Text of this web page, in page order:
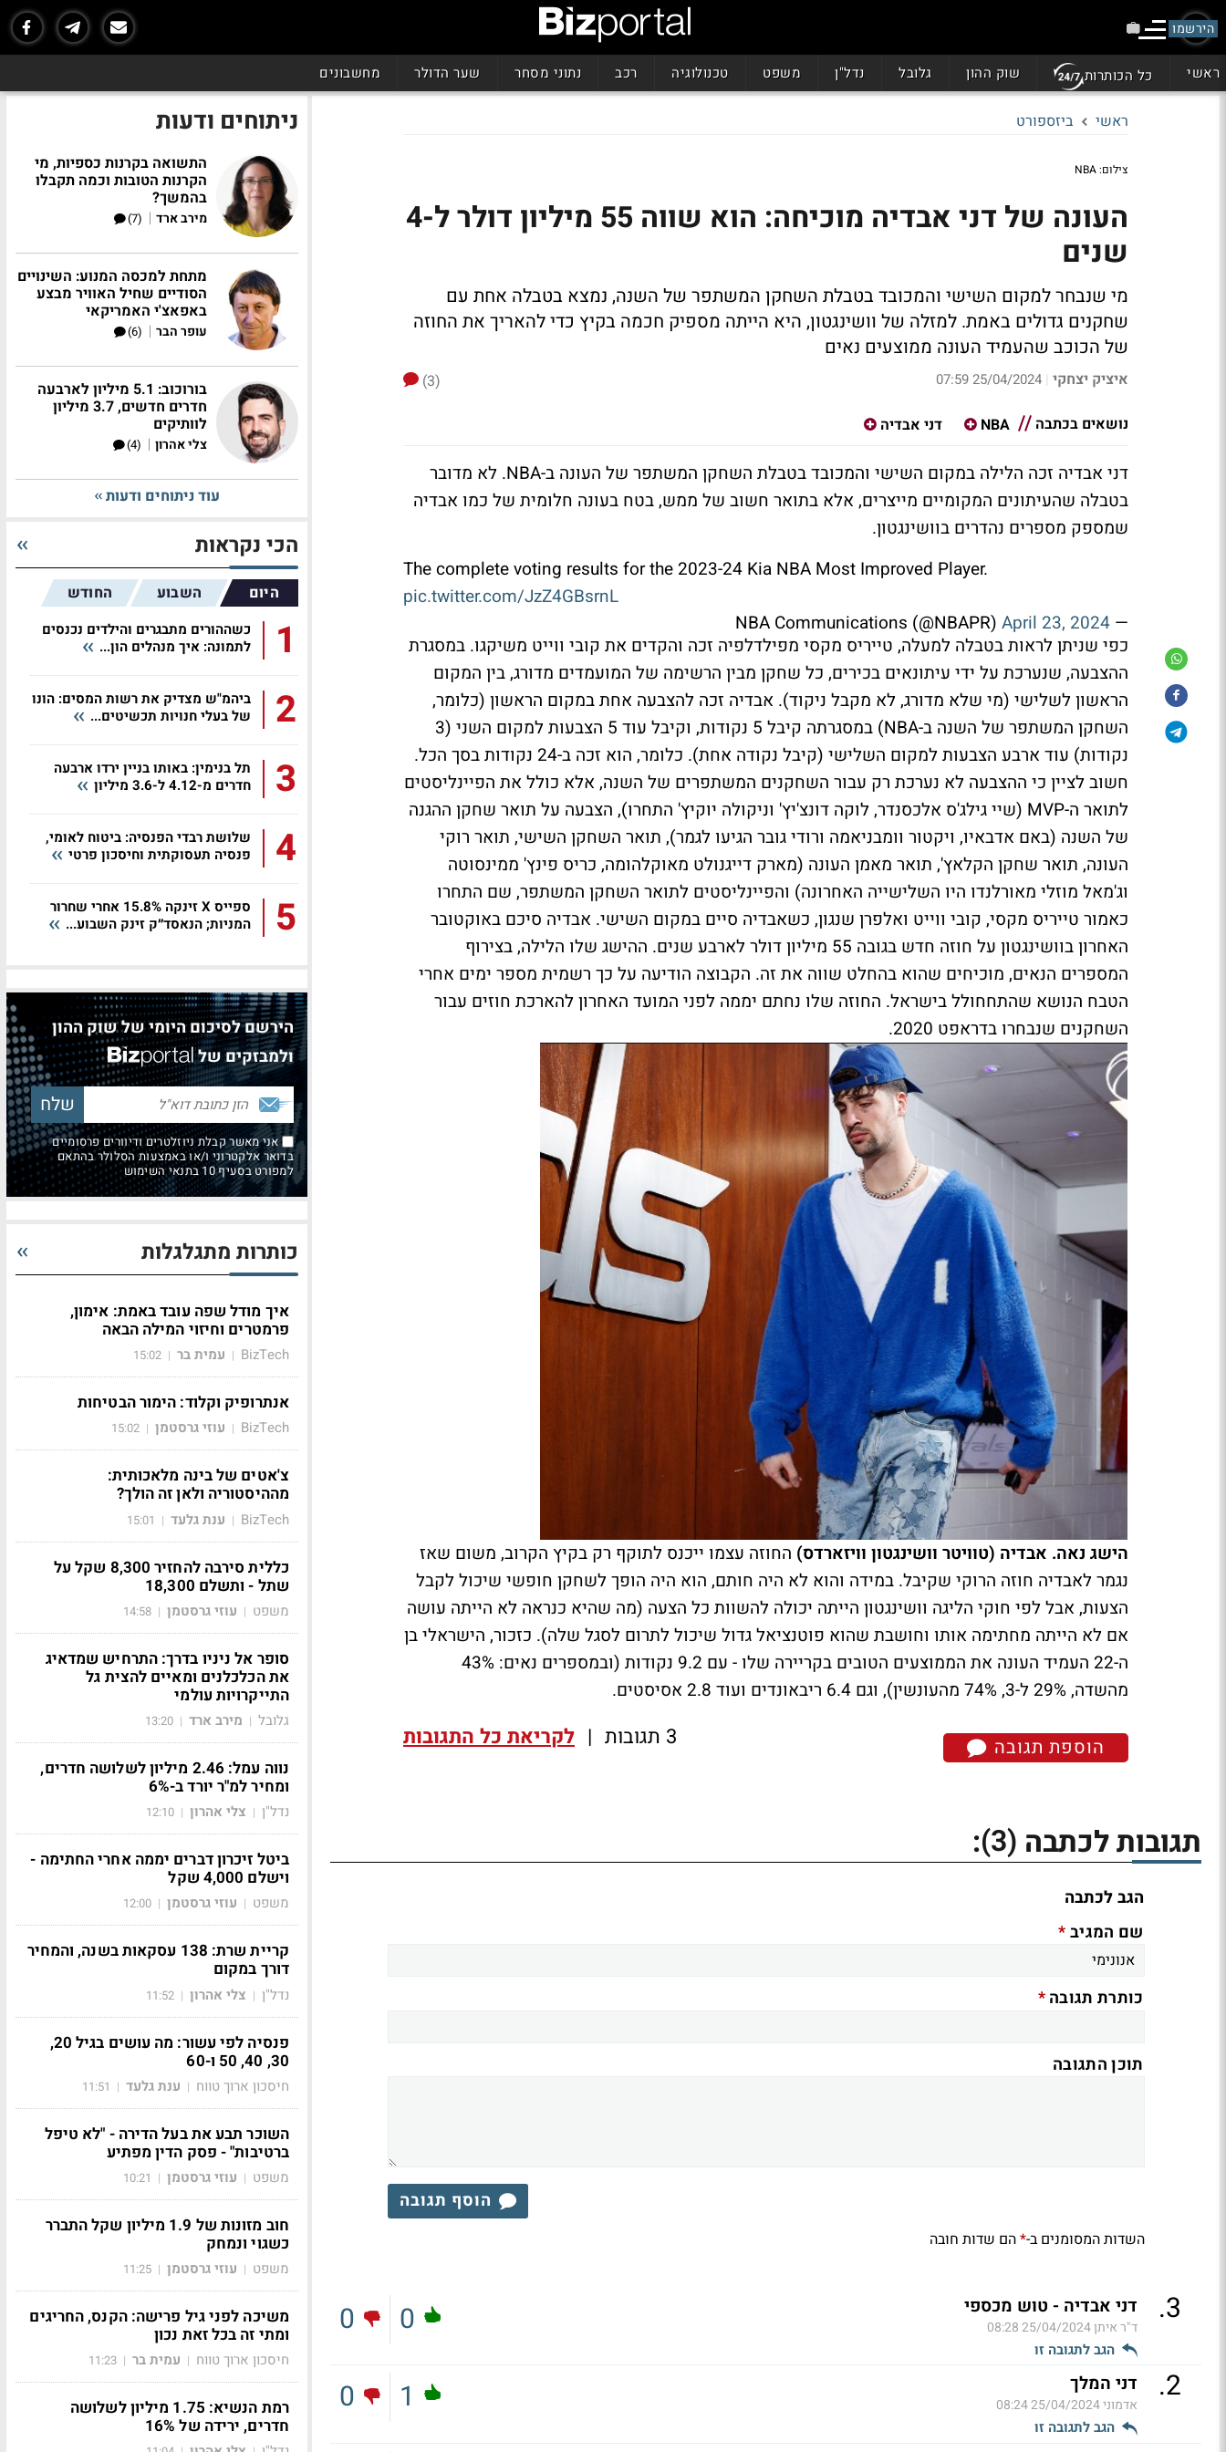
הירשמו
ראשי כל הכותרות שוק ההון גלובל נדל"ן משפט טכנולוגיה רכב נתוני מסחר שער הדולר מחשבונים
ראשי ביזספורט
צילום: NBA
העונה של דני אבדיה מוכיחה: הוא שווה 55 מיליון דולר ל-4
שנים
מי שנבחר למקום השישי והמכובד בטבלת השחקן המשתפר של השנה, נמצא בטבלה אחת עם
שחקנים גדולים באמת. למזלה של וושינגטון, היא הייתה מספיק חכמה בקיץ כדי להאריך את החוזה
של הכוכב שהעמיד העונה ממוצעים נאים
איציק יצחקי |
25/04/2024 07:59
(3)
נושאים בכתבה
NBA דני אבדיה
דני אבדיה זכה הלילה במקום השישי והמכובד בטבלת השחקן המשתפר של העונה ב-NBA. לא מדובר
בטבלה שהעיתונים המקומיים מייצרים, אלא בתואר חשוב של ממש, בטח בעונה חלומית של כמו אבדיה
שמספק מספרים נהדרים בוושינגטון.
The complete voting results for the 2023-24 Kia NBA Most Improved Player.
pic.twitter.com/JzZ4GBsrnL
— NBA Communications (@NBAPR)
April 23, 2024
כפי שניתן לראות בטבלה למעלה, טייריס מקסי מפילדלפיה זכה והקדים את קובי ווייט משיקגו. במסגרת
ההצבעה, שנערכת על ידי עיתונאים בכירים, כל שחקן מבין הרשימה של המועמדים מדורג, בין המקום
הראשון לשלישי (מי שלא מדורג, לא מקבל ניקוד). אבדיה זכה להצבעה אחת במקום הראשון (כלומר,
השחקן המשתפר של השנה ב-NBA) במסגרתה קיבל 5 נקודות, וקיבל עוד 5 הצבעות למקום השני (3
נקודות) עוד ארבע הצבעות למקום השלישי (קיבל נקודה אחת). כלומר, הוא זכה ב-24 נקודות בסך הכל.
חשוב לציין כי ההצבעה לא נערכת רק עבור השחקנים המשתפרים של השנה, אלא כולל את הפיינליסטים
לתואר ה-MVP (שיי גילג'ס אלכסנדר, לוקה דונצ'יץ' וניקולה יוקיץ' התחרו), הצבעה על תואר שחקן ההגנה
של השנה (באם אדבאיו, ויקטור וומבניאמה ורודי גובר הגיעו לגמר), תואר השחקן השישי, תואר רוקי
העונה, תואר שחקן הקלאץ', תואר מאמן העונה (מארק דייגנולט מאוקלהומה, כריס פינץ' ממינסוטה
וג'מאל מוזלי מאורלנדו היו השלישייה האחרונה) והפיינליסטים לתואר השחקן המשתפר, שם התחרו
כאמור טייריס מקסי, קובי ווייט ואלפרן שנגון, כשאבדיה סיים במקום השישי. אבדיה סיכם באוקטובר
האחרון בוושינגטון על חוזה חדש בגובה 55 מיליון דולר לארבע שנים. ההישג שלו הלילה, בצירוף
המספרים הנאים, מוכיחים שהוא בהחלט שווה את זה. הקבוצה הודיעה על כך רשמית מספר ימים אחרי
הטבח הנושא שהתחחולל בישראל. החוזה שלו נחתם יממה לפני המועד האחרון להארכת חוזים עבור
השחקנים שנבחרו בדראפט 2020.
הישג נאה. אבדיה (טוויטר וושינגטון וויזארדס) החוזה עצמו ייכנס לתוקף רק בקיץ הקרוב, משום שאז
נגמר לאבדיה חוזה הרוקי שקיבל. במידה והוא לא היה חותם, הוא היה הופך לשחקן חופשי שיכול לקבל
הצעות, אבל לפי חוקי הליגה וושינגטון הייתה יכולה להשוות כל הצעה (מה שהיא כנראה לא הייתה עושה
אם לא הייתה מחתימה אותו וחושבת שהוא פוטנציאל גדול שיכול לתרום לסגל שלה). כזכור, הישראלי בן
ה-22 העמיד העונה את הממוצעים הטובים בקריירה שלו - עם 9.2 נקודות (ובמספרים נאים: 43%
מהשדה, 29% ל-3, 74% מהעונשין), וגם 6.4 ריבאונדים ועוד 2.8 אסיסטים.
הוספת תגובה 3 תגובות | לקריאת כל התגובות
תגובות לכתבה (3)
:
הגב לכתבה
שם המגיב*
כותרת תגובה*
תוכן התגובה
הוסף תגובה
השדות המסומנים ב-*הם שדות חובה
3
. דני אבדיה - טוש מכספי
ד"ר איתן25/04/2024 08:28
הגב לתגובה זו
0
0
2
. דני המלך
אדמוני25/04/2024 08:24
הגב לתגובה זו
1
0
ניתוחים ודעות
התשואה בקרנות כספיות, מי
הקרנות הטובות וכמה תקבלו
בהמשך?
מירב ארד |
(7)
מתחת למכסה המנוע: השינויים
הסודיים שחיל האוויר מבצע
באפאצ'י האמריקאי
עופר הבר |
(6)
בורוכוב: 5.1 מיליון לארבעה
חדרים חדשים, 3.7 מיליון
לוותיקים
צלי אהרון |
(4)
עוד ניתוחים ודעות
הכי נקראות
היום השבוע החודש
1
כשההורים מתבגרים והילדים נכנסים
לתמונה: איך מנהלים הון...
2
ביהמ"ש מצדיק את רשות המסים: הונו
של בעלי חנויות תכשיטים...
3
תל בנימין: באותו בניין ירדו ארבעה
חדרים מ-4.12 ל-3.6 מיליון
4
שלושת רבדי הפנסיה: ביטוח לאומי,
פנסיה תעסוקתית וחיסכון פרטי
5
ספייס X זינקה 15.8% אחרי שחרור
המניות; הנאסד״ק זינק השבוע...
הירשם לסיכום היומי של שוק ההון
ולמבזקים של
אני מאשר קבלת ניוזלטרים ודיוורים פרסומיים
בדואר אלקטרוני ו/או באמצעות הסלולר בהתאם
למפורט בסעיף 10 בתנאי השימוש
כותרות מתגלגלות
איך מודל שפה עובד באמת: אימון,
פרמטרים וחיזוי המילה הבאה
BizTech
| עמית בר |
15:02
אנתרופיק וקלוד: הימור הבטיחות
BizTech
| עוזי גרסטמן |
15:02
צ'אטים של בינה מלאכותית:
מההיסטוריה ולאן זה הולך?
BizTech
| ענת גלעד |
15:01
כללית סירבה להחזיר 8,300 שקל על
שתל - ותשלם 18,300
משפט | עוזי גרסטמן |
14:58
סופר אל ניניו בדרך: התרחיש שמדאיג
את הכלכלנים ומאיים להצית גל
התייקרויות עולמי
גלובל | מירב ארד |
13:20
נווה עמל: 2.46 מיליון לשלושה חדרים,
ומחיר למ"ר יורד ב-6%
נדל"ן | צלי אהרון |
12:10
ביטל זיכרון דברים יממה אחרי החתימה -
וישלם 4,000 שקל
משפט | עוזי גרסטמן |
12:00
קריית שרת: 138 עסקאות בשנה, והמחיר
דורך במקום
נדל"ן | צלי אהרון |
11:52
פנסיה לפי עשור: מה עושים בגיל 20,
30, 40, 50 ו-60
חיסכון ארוך טווח | ענת גלעד |
11:51
השוכר תבע את בעל הדירה - "לא טיפל
ברטיבות" - פסק הדין מפתיע
משפט | עוזי גרסטמן |
10:21
חוב מזונות של 1.9 מיליון שקל התברר
כשגוי ונמחק
משפט | עוזי גרסטמן |
11:25
משיכה לפני גיל פרישה: הקנס, החריגים
ומתי זה בכל זאת נכון
חיסכון ארוך טווח | עמית בר |
11:23
רמת הנשיא: 1.75 מיליון לשלושה
חדרים, ירידה של 16%